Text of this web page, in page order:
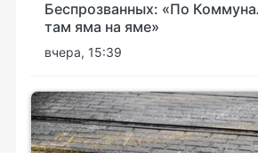
Беспрозванных: «По
там яма на яме»
вчера, 15:39